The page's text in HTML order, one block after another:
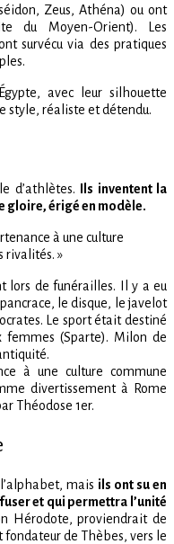
Zeus, Athéna) ou ont
du Moyen-Orient). Les
survécu via des pratiques
avec leur silhouette
style, réaliste et détendu.
d’athlètes.
Ils inventent la
gloire, érigé en modèle.
à une culture
rivalités. »
lors de funérailles. Il y a eu
le disque, le javelot
Le sport était destiné
femmes (Sparte). Milon de
à une culture commune
divertissement à Rome
Théodose 1er.
mais ils ont su en
et qui permettra l’unité
Hérodote, proviendrait de
de Thèbes, vers le